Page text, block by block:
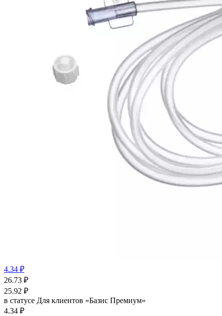
4.34 ₽
26.73 ₽
25.92 ₽
в статусе Для клиентов «Базис Премиум»
4.34 ₽